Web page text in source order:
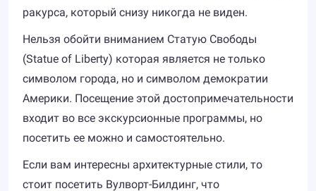
ракурса, который снизу никогда не виден.
Нельзя обойти вниманием Статую Свободы
(Statue of Liberty) которая является не только
символом города, но и символом демократии
Америки. Посещение этой достопримечательности
входит во все экскурсионные программы, но
посетить ее можно и самостоятельно.
Если вам интересны архитектурные стили, то
стоит посетить Вулворт-Билдинг, что